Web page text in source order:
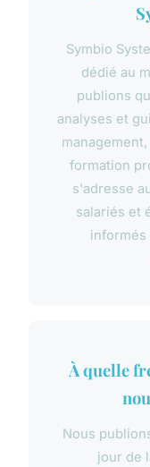
Symbio
dédié au
publions
analyses et
formation
s'adresse
salariés et
informés
À quelle
Nous
jour de